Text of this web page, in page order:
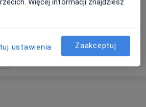
Rodziny, Diagnozy i Terapii
Specjalista nie oferuje umawiania online pod tym adresem.
ustawienia Zaakceptuj